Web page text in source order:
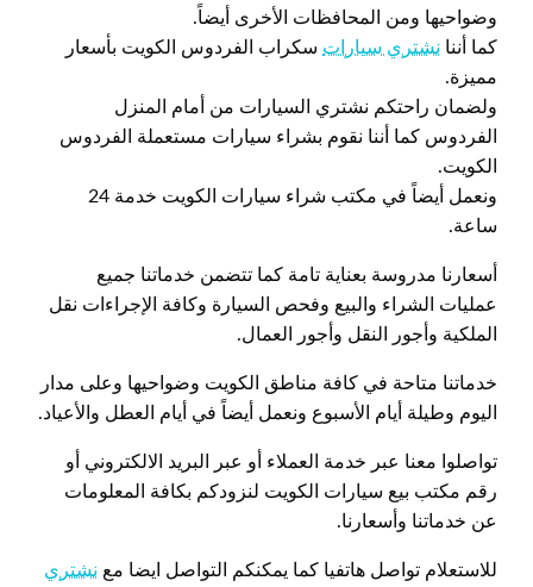
وضواحيها ومن المحافظات الأخرى أيضاً.
كما أننا نشتري سيارات سكراب الفردوس الكويت بأسعار
مميزة.
ولضمان راحتكم نشتري السيارات من أمام المنزل
الفردوس كما أننا نقوم بشراء سيارات مستعملة الفردوس
الكويت.
ونعمل أيضاً في مكتب شراء سيارات الكويت خدمة 24
ساعة.
أسعارنا مدروسة بعناية تامة كما تتضمن خدماتنا جميع
عمليات الشراء والبيع وفحص السيارة وكافة الإجراءات نقل
الملكية وأجور النقل وأجور العمال.
خدماتنا متاحة في كافة مناطق الكويت وضواحيها وعلى مدار
اليوم وطيلة أيام الأسبوع ونعمل أيضاً في أيام العطل والأعياد.
تواصلوا معنا عبر خدمة العملاء أو عبر البريد الالكتروني أو
رقم مكتب بيع سيارات الكويت لنزودكم بكافة المعلومات
عن خدماتنا وأسعارنا.
للاستعلام تواصل هاتفيا كما يمكنكم التواصل ايضا مع نشتري